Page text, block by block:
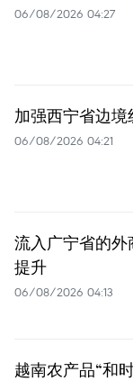
06/08/2026 04:27
加强西宁省边
06/08/2026 04:21
流入广宁省的
提升
06/08/2026 04:13
越南农产品“和